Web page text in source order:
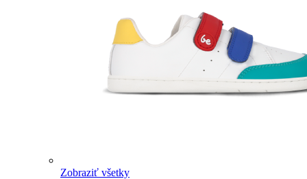
Zobraziť všetky